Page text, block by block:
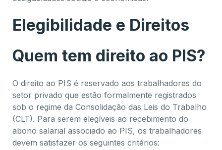
Elegibilidade e Direitos
Quem tem direito ao PIS?
O direito ao PIS é reservado aos trabalhadores do
setor privado que estão formalmente registrados
sob o regime da Consolidação das Leis do Trabalho
(CLT). Para serem elegíveis ao recebimento do
abono salarial associado ao PIS, os trabalhadores
devem satisfazer os seguintes critérios: